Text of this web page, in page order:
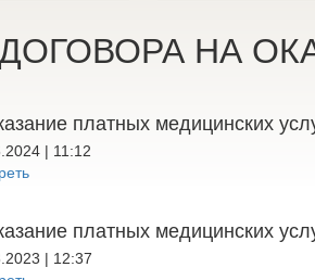
НА
платных медицинских
| 11:12
платных медицинских
| 12:37